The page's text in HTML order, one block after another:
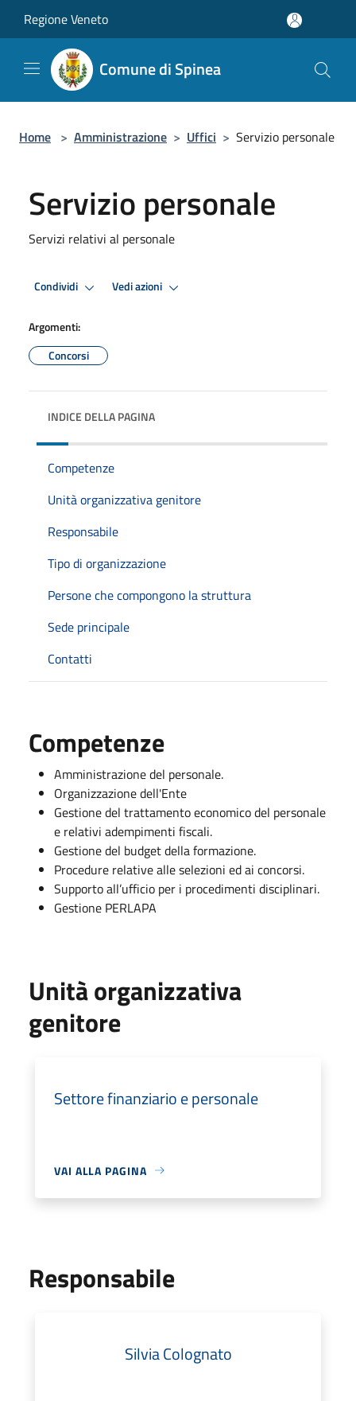
Regione Veneto
Comune di Spinea
Home > Amministrazione > Uffici > Servizio personale
Servizio personale
Servizi relativi al personale
Condividi Vedi azioni
Argomenti:
Concorsi
INDICE DELLA PAGINA
Competenze
Unità organizzativa genitore
Responsabile
Tipo di organizzazione
Persone che compongono la struttura
Sede principale
Contatti
Competenze
Amministrazione del personale.
Organizzazione dell'Ente
Gestione del trattamento economico del personale
e relativi adempimenti fiscali.
Gestione del budget della formazione.
Procedure relative alle selezioni ed ai concorsi.
Supporto all’ufficio per i procedimenti disciplinari.
Gestione PERLAPA
Unità organizzativa
genitore
Settore finanziario e personale
VAI ALLA PAGINA
Responsabile
Silvia Colognato